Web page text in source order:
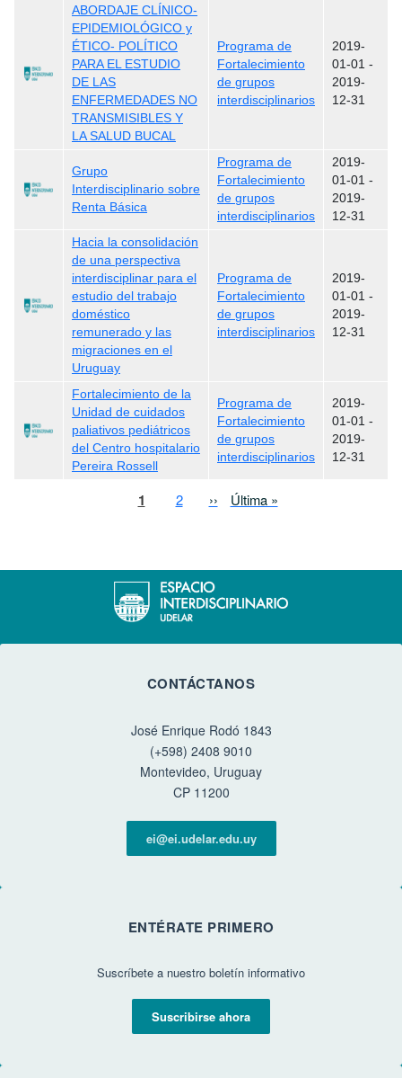
ABORDAJE CLÍNICO-
EPIDEMIOLÓGICO y
ÉTICO- POLÍTICO
PARA EL ESTUDIO
DE LAS
ENFERMEDADES NO
TRANSMISIBLES Y
LA SALUD BUCAL
Programa de
Fortalecimiento
de grupos
interdisciplinarios
2019-
01-01 -
2019-
12-31
Grupo
Interdisciplinario sobre
Renta Básica
Programa de
Fortalecimiento
de grupos
interdisciplinarios
2019-
01-01 -
2019-
12-31
Hacia la consolidación
de una perspectiva
interdisciplinar para el
estudio del trabajo
doméstico
remunerado y las
migraciones en el
Uruguay
Programa de
Fortalecimiento
de grupos
interdisciplinarios
2019-
01-01 -
2019-
12-31
Fortalecimiento de la
Unidad de cuidados
paliativos pediátricos
del Centro hospitalario
Pereira Rossell
Programa de
Fortalecimiento
de grupos
interdisciplinarios
2019-
01-01 -
2019-
12-31
Página actual
1 Page
2 Siguiente página
›› Última página
Última »
CONTÁCTANOS
José Enrique Rodó 1843
(+598) 2408 9010
Montevideo, Uruguay
CP 11200
ei@ei.udelar.edu.uy
ENTÉRATE PRIMERO
Suscríbete a nuestro boletín informativo
Suscribirse ahora